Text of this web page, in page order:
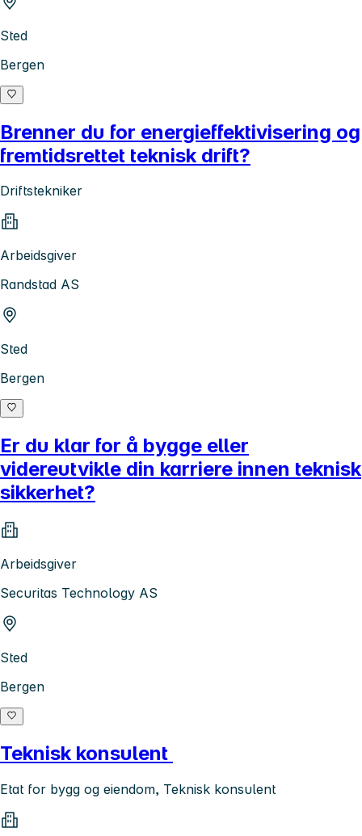
Sted
Bergen
Brenner du for energieffektivisering og
fremtidsrettet teknisk drift?
Driftstekniker
Arbeidsgiver
Randstad AS
Sted
Bergen
Er du klar for å bygge eller
videreutvikle din karriere innen teknisk
sikkerhet?
Arbeidsgiver
Securitas Technology AS
Sted
Bergen
Teknisk konsulent
Etat for bygg og eiendom, Teknisk konsulent